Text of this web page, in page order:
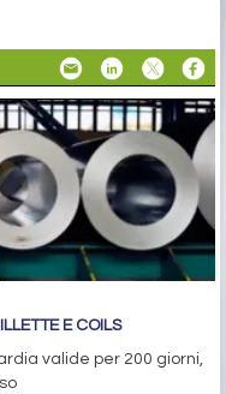
E COILS
valide per 200 giorni,